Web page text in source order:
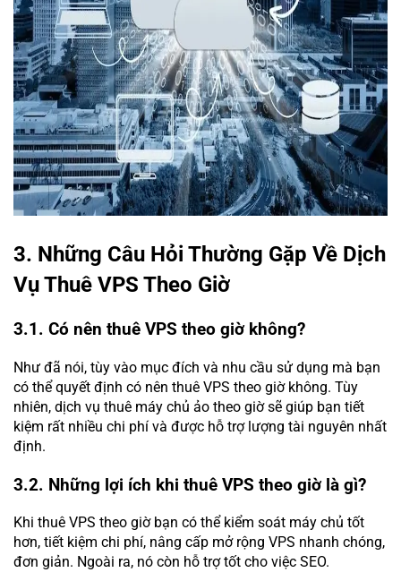
3. Những Câu Hỏi Thường Gặp Về Dịch
Vụ Thuê VPS Theo Giờ
3.1. Có nên thuê VPS theo giờ không?
Như đã nói, tùy vào mục đích và nhu cầu sử dụng mà bạn
có thể quyết định có nên thuê VPS theo giờ không. Tùy
nhiên, dịch vụ thuê máy chủ ảo theo giờ sẽ giúp bạn tiết
kiệm rất nhiều chi phí và được hỗ trợ lượng tài nguyên nhất
định.
3.2. Những lợi ích khi thuê VPS theo giờ là gì?
Khi thuê VPS theo giờ bạn có thể kiểm soát máy chủ tốt
hơn, tiết kiệm chi phí, nâng cấp mở rộng VPS nhanh chóng,
đơn giản. Ngoài ra, nó còn hỗ trợ tốt cho việc SEO.